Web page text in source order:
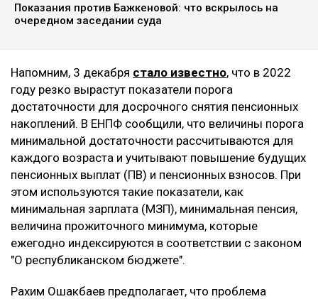
Показания против Бажкеновой: что вскрылось на
очередном заседании суда
Напомним, 3 декабря стало известно, что в 2022
году резко вырастут показатели порога
достаточности для досрочного снятия пенсионных
накоплений. В ЕНПФ сообщили, что величины порога
минимальной достаточности рассчитываются для
каждого возраста и учитывают повышение будущих
пенсионных выплат (ПВ) и пенсионных взносов. При
этом используются такие показатели, как
минимальная зарплата (МЗП), минимальная пенсия,
величина прожиточного минимума, которые
ежегодно индексируются в соответствии с законом
"О республиканском бюджете".
Рахим Ошакбаев предполагает, что проблема